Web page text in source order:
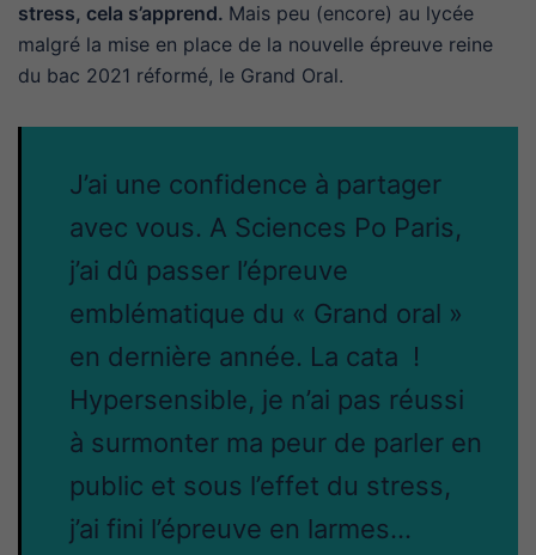
stress, cela s’apprend. Mais peu (encore) au lycée
malgré la mise en place de la nouvelle épreuve reine
du bac 2021 réformé, le Grand Oral.
J’ai une confidence à partager
avec vous. A Sciences Po Paris,
j’ai dû passer l’épreuve
emblématique du « Grand oral »
en dernière année. La cata !
Hypersensible, je n’ai pas réussi
à surmonter ma peur de parler en
public et sous l’effet du stress,
j’ai fini l’épreuve en larmes…